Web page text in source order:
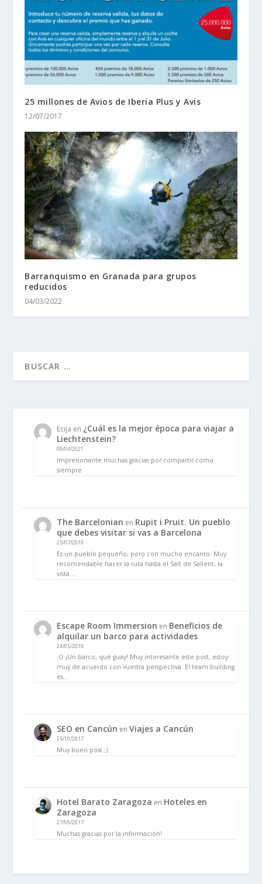
25 millones de Avios de Iberia Plus y Avis
12/07/2017
Barranquismo en Granada para grupos
reducidos
04/03/2022
Ecija en ¿Cuál es la mejor época para viajar a
Liechtenstein?
08/04/2021
Impresionante muchas gracias por compartir como
siempre
The Barcelonian en Rupit i Pruit. Un pueblo
que debes visitar si vas a Barcelona
25/07/2019
Es un pueblo pequeño, pero con mucho encanto. Muy
recomendable hacer la ruta hasta el Salt de Sallent, la
vista…
Escape Room Immersion en Beneficios de
alquilar un barco para actividades
24/05/2018
:O ¡Un barco, qué guay! Muy interesante este post, estoy
muy de acuerdo con vuestra perspectiva. El team building
es…
SEO en Cancún enViajes a Cancún
25/10/2017
Muy buen post ;)
Hotel Barato Zaragoza en Hoteles en
Zaragoza
27/09/2017
Muchas gracias por la información!